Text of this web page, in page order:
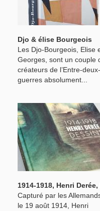
Djo & élise Bourgeois
Les Djo-Bourgeois, Elise
Georges, sont un couple
créateurs de l’Entre-deux-
guerres absolument...
1914-1918, Henri
Capturé par les
le 19 août 1914, Henri